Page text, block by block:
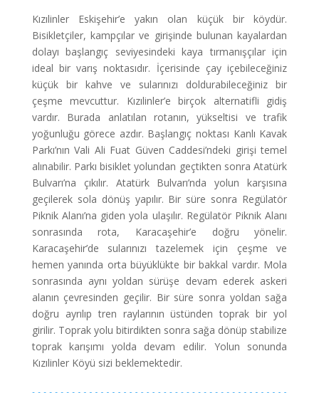
Kızılinler Eskişehir’e yakın olan küçük bir köydür.
Bisikletçiler, kampçılar ve girişinde bulunan kayalardan
dolayı başlangıç seviyesindeki kaya tırmanışçılar için
ideal bir varış noktasıdır. İçerisinde çay içebileceğiniz
küçük bir kahve ve sularınızı doldurabileceğiniz bir
çeşme mevcuttur. Kızılinler’e birçok alternatifli gidiş
vardır. Burada anlatılan rotanın, yükseltisi ve trafik
yoğunluğu görece azdır. Başlangıç noktası Kanlı Kavak
Parkı’nın Vali Ali Fuat Güven Caddesi’ndeki girişi temel
alınabilir. Parkı bisiklet yolundan geçtikten sonra Atatürk
Bulvarı’na çıkılır. Atatürk Bulvarı’nda yolun karşısına
geçilerek sola dönüş yapılır. Bir süre sonra Regülatör
Piknik Alanı’na giden yola ulaşılır. Regülatör Piknik Alanı
sonrasında rota, Karacaşehir’e doğru yönelir.
Karacaşehir’de sularınızı tazelemek için çeşme ve
hemen yanında orta büyüklükte bir bakkal vardır. Mola
sonrasında aynı yoldan sürüşe devam ederek askeri
alanın çevresinden geçilir. Bir süre sonra yoldan sağa
doğru ayrılıp tren raylarının üstünden toprak bir yol
girilir. Toprak yolu bitirdikten sonra sağa dönüp stabilize
toprak karışımı yolda devam edilir. Yolun sonunda
Kızılinler Köyü sizi beklemektedir.